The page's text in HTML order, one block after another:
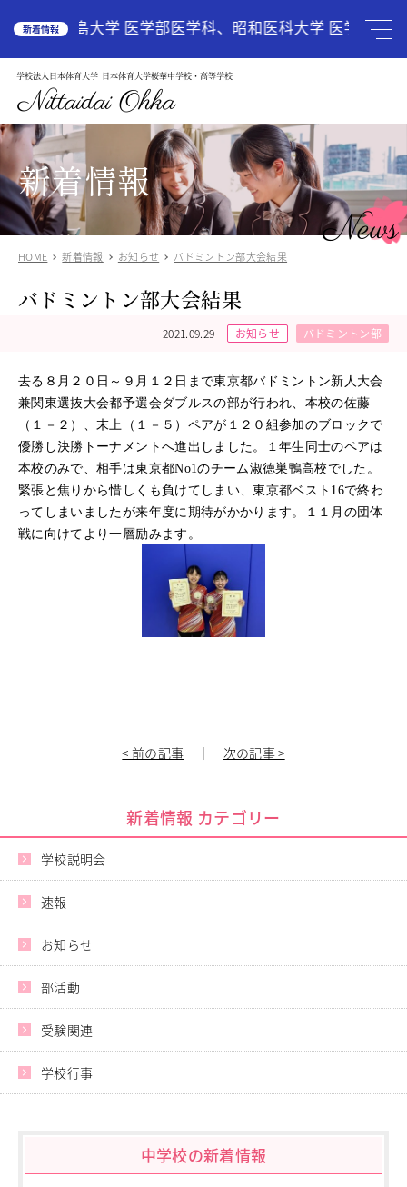
新着情報広島大学 医学部医学科、昭和医科大学 医学部医
学校法人日本体育大学 日本体育大学桜華中学校・高等学校
Nittaidai Ohka
HOME
学校案内
教育理念
ご挨拶
グランドデザイン
施設紹介
学校紹介動画
アクセス
受験生の方へ Admission
中学入試関連
高校入試関係
説明会・オープンスクール
中学校 Junior High School
中学校教育
独自の教育
国際理解教育
ICT教育
進路サポート
中学入試関連
Senior High School
高校入試関係
制服紹介
スクールライフ
桜華生の一日
年間行事
部活動
練習風景
部活動指導者紹介
Career Guidance
新着情報
News
HOME 新着情報 お知らせ バドミントン部大会結果
バドミントン部大会結果
2021.09.29 お知らせ バドミントン部
去る８月２０日～９月１２日まで東京都バドミントン新人大会
兼関東選抜大会都予選会ダブルスの部が行われ、本校の佐藤
（１－２）、末上（１－５）ペアが１２０組参加のブロックで
優勝し決勝トーナメントへ進出しました。１年生同士のペアは
本校のみで、相手は東京都No1のチーム淑徳巣鴨高校でした。
緊張と焦りから惜しくも負けてしまい、東京都ベスト16で終わ
ってしまいましたが来年度に期待がかかります。１１月の団体
戦に向けてより一層励みます。
< 前の記事 ｜ 次の記事 >
新着情報 カテゴリー
学校説明会
速報
お知らせ
部活動
受験関連
学校行事
中学校の新着情報